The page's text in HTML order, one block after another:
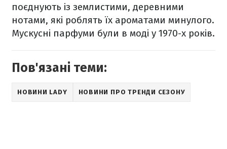
поєднують із землистими, деревними
нотами, які роблять їх ароматами минулого.
Мускусні парфуми були в моді у 1970-х років.
Пов'язані теми:
НОВИНИ LADY НОВИНИ ПРО ТРЕНДИ СЕЗОНУ